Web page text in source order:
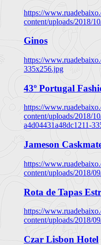
https://
content/uploads/2018/
Ginos
https://
335x256.jpg
43º Portugal
https://
content/uploads/2018/
a4d04431a48dc1211-
Jameson
https://
content/uploads/2018/
Rota de Tapas
https://
content/uploads/2018/
Czar Lisbon Hotel